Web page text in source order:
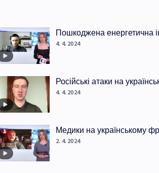
Пошкоджена енергетична
4. 4. 2024
Російські атаки на
4. 4. 2024
Медики на українському
2. 4. 2024